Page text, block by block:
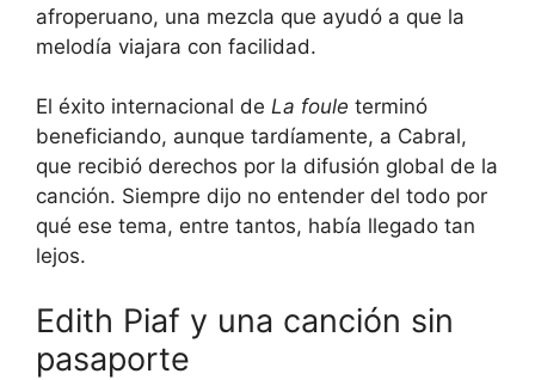
afroperuano, una mezcla que ayudó a que la
melodía viajara con facilidad.
El éxito internacional de La foule terminó
beneficiando, aunque tardíamente, a Cabral,
que recibió derechos por la difusión global de la
canción. Siempre dijo no entender del todo por
qué ese tema, entre tantos, había llegado tan
lejos.
Edith Piaf y una canción sin
pasaporte